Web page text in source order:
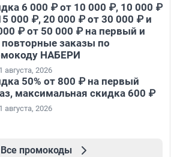
6 000 ₽ от 10 000 ₽, 10 000 ₽
000 ₽, 20 000 ₽ от 30 000 ₽ и
₽ от 50 000 ₽ на первый и
повторные заказы по
НАБЕРИ
августа, 2026
50% от 800 ₽ на первый
максимальная скидка 600 ₽
августа, 2026
Все промокоды